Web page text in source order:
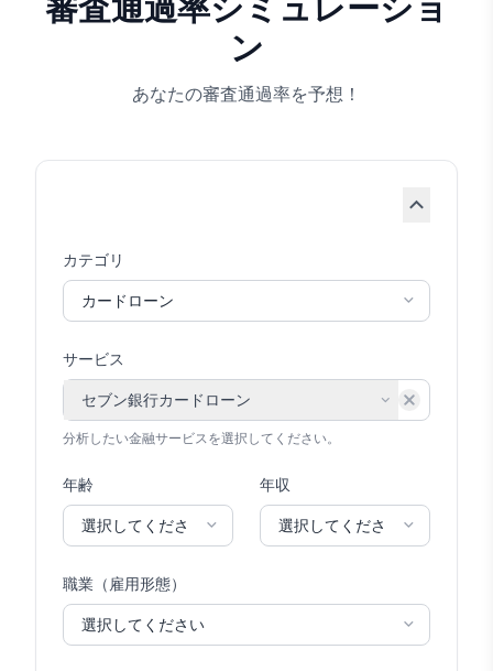
ン
あなたの審査通過率を予想！
カテゴリ
サービス
セブン銀行カードローン
選択解除
分析したい金融サービスを選択してください。
年齢
職業（雇用形態）
年収